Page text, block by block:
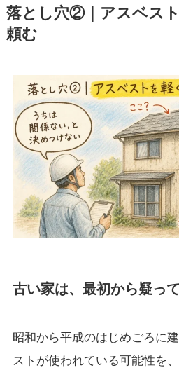
落とし穴②｜アスベス
頼む
古い家は、最初から疑っ
昭和から平成のはじめごろに
ストが使われている可能性を